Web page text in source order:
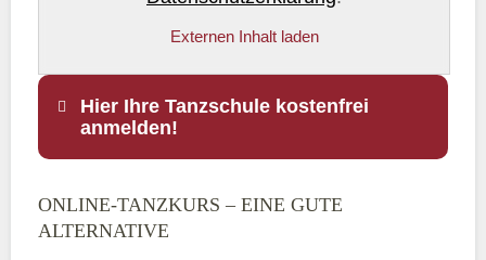
Externen Inhalt laden
Hier Ihre Tanzschule kostenfrei
anmelden!
Name
ONLINE-TANZKURS – EINE GUTE
ALTERNATIVE